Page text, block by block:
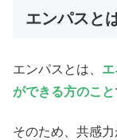
エンパスと
エンパスとは、
ができる方のこと
そのため、共感